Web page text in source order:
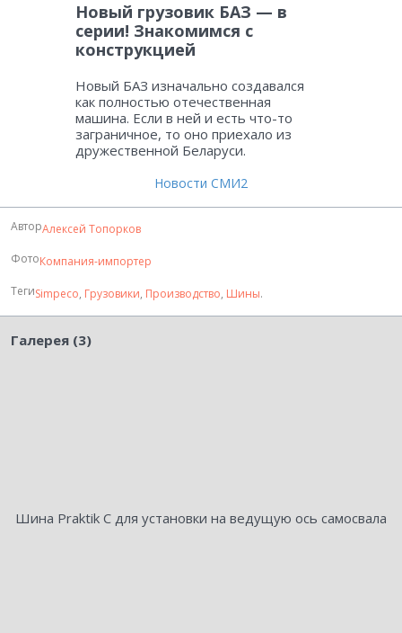
Новый грузовик БАЗ — в
серии! Знакомимся с
конструкцией
Новый БАЗ изначально создавался
как полностью отечественная
машина. Если в ней и есть что-то
заграничное, то оно приехало из
дружественной Беларуси.
Новости СМИ2
АвторАлексей Топорков
ФотоКомпания-импортер
ТегиSimpeco, Грузовики, Производство, Шины.
Галерея (3)
Шина Praktik C для установки на ведущую ось самосвала